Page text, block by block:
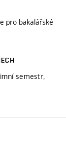
pro bakalářské
semestr,